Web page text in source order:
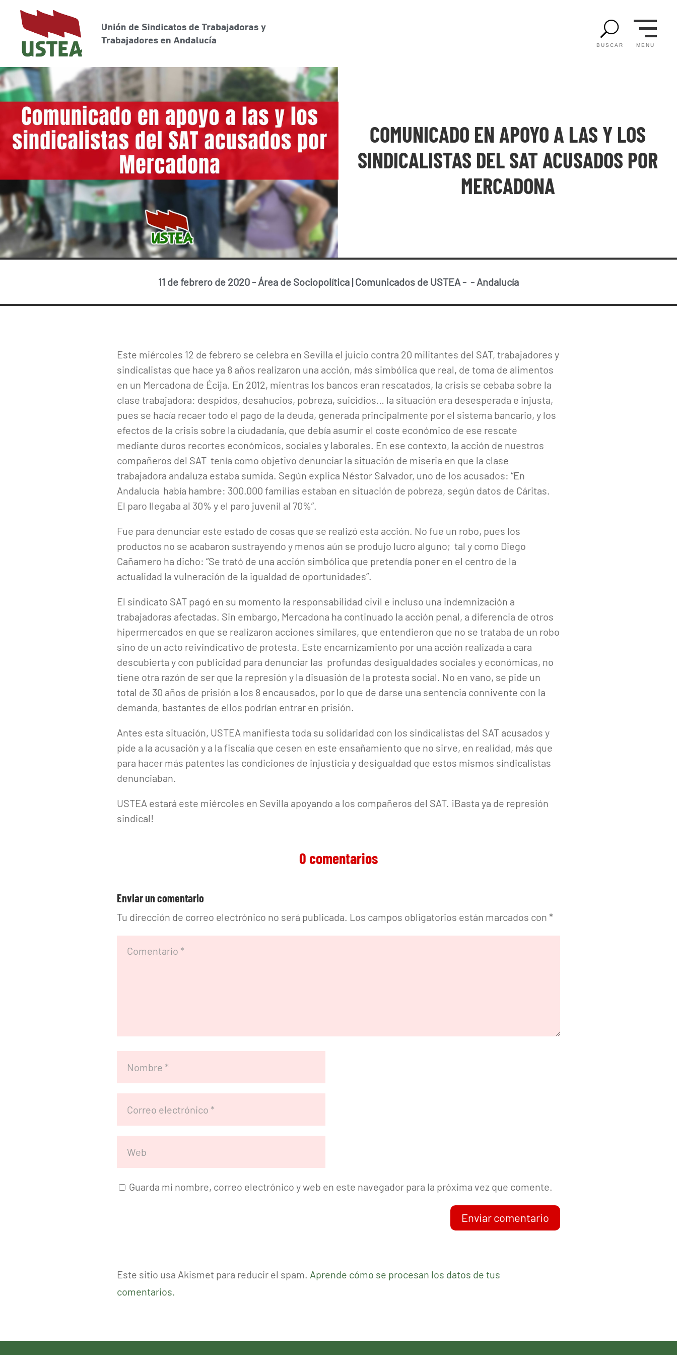
U
BUSCAR MENU
COMUNICADO EN APOYO A LAS Y LOS
SINDICALISTAS DEL SAT ACUSADOS POR
MERCADONA
11 de febrero de 2020- Área de Sociopolítica |Comunicados de USTEA- - Andalucía
Este miércoles 12 de febrero se celebra en Sevilla el juicio contra 20 militantes del SAT, trabajadores y
sindicalistas que hace ya 8 años realizaron una acción, más simbólica que real, de toma de alimentos
en un Mercadona de Écija. En 2012, mientras los bancos eran rescatados, la crisis se cebaba sobre la
clase trabajadora: despidos, desahucios, pobreza, suicidios… la situación era desesperada e injusta,
pues se hacía recaer todo el pago de la deuda, generada principalmente por el sistema bancario, y los
efectos de la crisis sobre la ciudadanía, que debía asumir el coste económico de ese rescate
mediante duros recortes económicos, sociales y laborales. En ese contexto, la acción de nuestros
compañeros del SAT tenía como objetivo denunciar la situación de miseria en que la clase
trabajadora andaluza estaba sumida. Según explica Néstor Salvador, uno de los acusados: “En
Andalucía había hambre: 300.000 familias estaban en situación de pobreza, según datos de Cáritas.
El paro llegaba al 30% y el paro juvenil al 70%”.
Fue para denunciar este estado de cosas que se realizó esta acción. No fue un robo, pues los
productos no se acabaron sustrayendo y menos aún se produjo lucro alguno; tal y como Diego
Cañamero ha dicho: “Se trató de una acción simbólica que pretendía poner en el centro de la
actualidad la vulneración de la igualdad de oportunidades”.
El sindicato SAT pagó en su momento la responsabilidad civil e incluso una indemnización a
trabajadoras afectadas. Sin embargo, Mercadona ha continuado la acción penal, a diferencia de otros
hipermercados en que se realizaron acciones similares, que entendieron que no se trataba de un robo
sino de un acto reivindicativo de protesta. Este encarnizamiento por una acción realizada a cara
descubierta y con publicidad para denunciar las profundas desigualdades sociales y económicas, no
tiene otra razón de ser que la represión y la disuasión de la protesta social. No en vano, se pide un
total de 30 años de prisión a los 8 encausados, por lo que de darse una sentencia connivente con la
demanda, bastantes de ellos podrían entrar en prisión.
Antes esta situación, USTEA manifiesta toda su solidaridad con los sindicalistas del SAT acusados y
pide a la acusación y a la fiscalía que cesen en este ensañamiento que no sirve, en realidad, más que
para hacer más patentes las condiciones de injusticia y desigualdad que estos mismos sindicalistas
denunciaban.
USTEA estará este miércoles en Sevilla apoyando a los compañeros del SAT. ¡Basta ya de represión
sindical!
0 comentarios
Enviar un comentario
Tu dirección de correo electrónico no será publicada. Los campos obligatorios están marcados con *
Guarda mi nombre, correo electrónico y web en este navegador para la próxima vez que comente.
Enviar comentario
Este sitio usa Akismet para reducir el spam. Aprende cómo se procesan los datos de tus
comentarios.